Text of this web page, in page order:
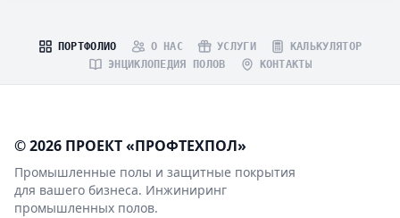
ПОРТФОЛИО О НАС УСЛУГИ
КАЛЬКУЛЯТОР
ЭНЦИКЛОПЕДИЯ ПОЛОВ
КОНТАКТЫ
© 2026 ПРОЕКТ «ПРОФТЕХПОЛ»
Промышленные полы и защитные покрытия
для вашего бизнеса. Инжиниринг
промышленных полов.